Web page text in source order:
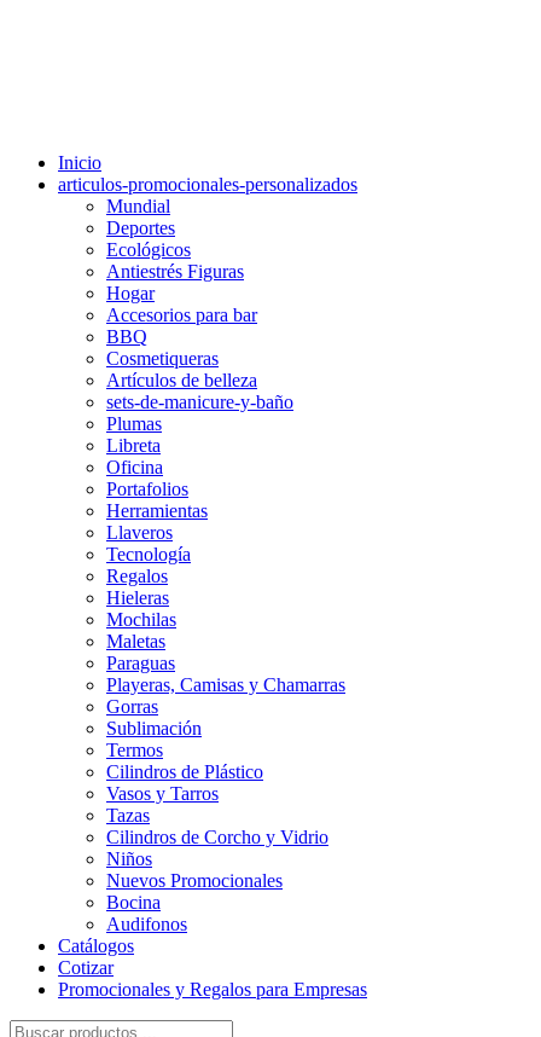
Inicio
articulos-promocionales-personalizados
Mundial
Deportes
Ecológicos
Antiestrés Figuras
Hogar
Accesorios para bar
BBQ
Cosmetiqueras
Artículos de belleza
sets-de-manicure-y-baño
Plumas
Libreta
Oficina
Portafolios
Herramientas
Llaveros
Tecnología
Regalos
Hieleras
Mochilas
Maletas
Paraguas
Playeras, Camisas y Chamarras
Gorras
Sublimación
Termos
Cilindros de Plástico
Vasos y Tarros
Tazas
Cilindros de Corcho y Vidrio
Niños
Nuevos Promocionales
Bocina
Audifonos
Catálogos
Cotizar
Promocionales y Regalos para Empresas
Búsqueda